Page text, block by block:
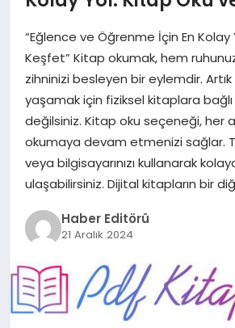
TEKNOLOJI
EĞITIM
MAGAZIN
“Eğlence ve Öğrenme İçin En Kolay
Keşfet” Kitap okumak, hem
zihninizi besleyen bir eylemdir.
yaşamak için fiziksel kitaplara
değilsiniz. Kitap oku seçeneği, her
okumaya devam etmenizi sağlar.
veya bilgisayarınızı kullanarak
ulaşabilirsiniz. Dijital kitapların bir
Haber Editörü
21 Aralık 2024